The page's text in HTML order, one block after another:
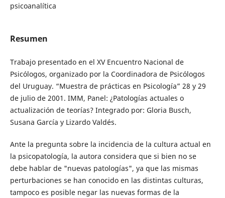
psicoanalítica
Resumen
Trabajo presentado en el XV Encuentro Nacional de
Psicólogos, organizado por la Coordinadora de Psicólogos
del Uruguay. “Muestra de prácticas en Psicología” 28 y 29
de julio de 2001. IMM, Panel: ¿Patologías actuales o
actualización de teorías? Integrado por: Gloria Busch,
Susana García y Lizardo Valdés.
Ante la pregunta sobre la incidencia de la cultura actual en
la psicopatología, la autora considera que si bien no se
debe hablar de "nuevas patologías", ya que las mismas
perturbaciones se han conocido en las distintas culturas,
tampoco es posible negar las nuevas formas de la